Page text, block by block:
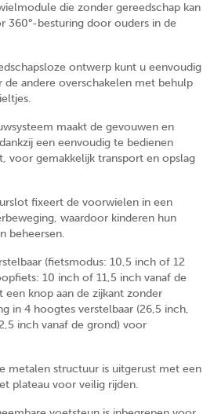
die zonder gereedschap kan
360°-besturing door ouders in de
ontwerp kunt u eenvoudig
de andere overschakelen met behulp
maakt de gevouwen en
een eenvoudig te bedienen
voor gemakkelijk transport en opslag
fixeert de voorwielen in een
waardoor kinderen hun
beheersen.
(fietsmodus: 10,5 inch of 12
10 inch of 11,5 inch vanaf de
een knop aan de zijkant zonder
in 4 hoogtes verstelbaar (26,5 inch,
inch vanaf de grond) voor
metalen structuur is uitgerust met een
plateau voor veilig rijden.